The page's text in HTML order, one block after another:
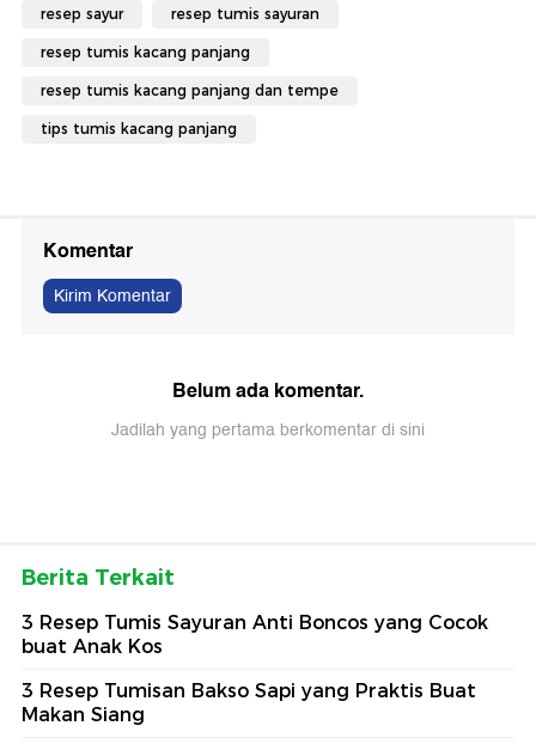
resep sayur resep tumis sayuran
resep tumis kacang panjang
resep tumis kacang panjang dan tempe
tips tumis kacang panjang
Komentar
Kirim Komentar
Belum ada komentar.
Jadilah yang pertama berkomentar di sini
Berita Terkait
3 Resep Tumis Sayuran Anti Boncos yang Cocok
buat Anak Kos
3 Resep Tumisan Bakso Sapi yang Praktis Buat
Makan Siang